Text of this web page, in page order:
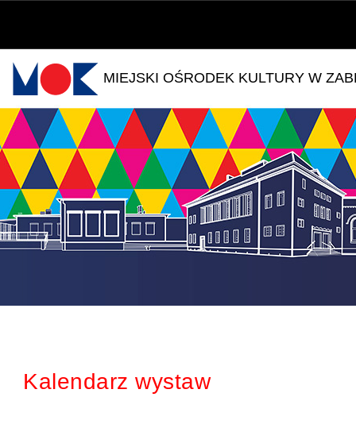
MIEJSKI OŚRODEK KULTURY W
Kalendarz wystaw